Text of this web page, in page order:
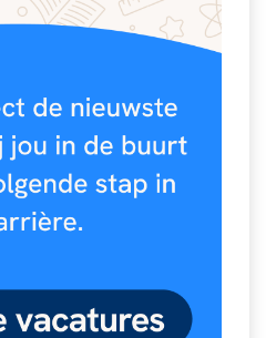
zoeken
worden